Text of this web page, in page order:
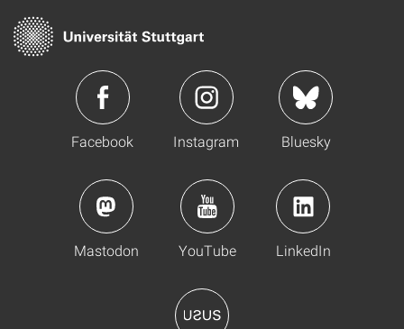
Facebook Instagram Bluesky
Mastodon YouTube LinkedIn